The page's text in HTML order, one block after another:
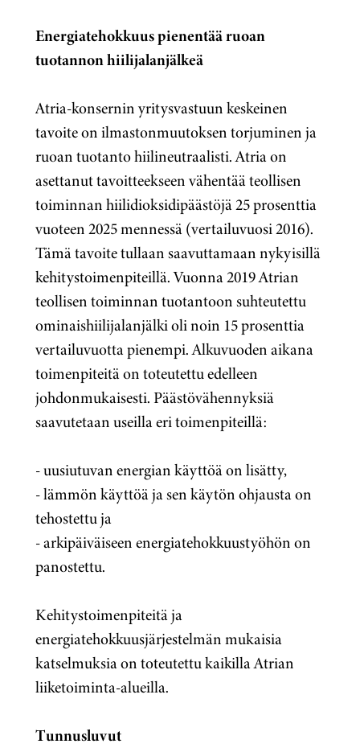
Energiatehokkuus pienentää ruoan
tuotannon hiilijalanjälkeä
Atria-konsernin yritysvastuun keskeinen
tavoite on ilmastonmuutoksen torjuminen ja
ruoan tuotanto hiilineutraalisti. Atria on
asettanut tavoitteekseen vähentää teollisen
toiminnan hiilidioksidipäästöjä 25 prosenttia
vuoteen 2025 mennessä (vertailuvuosi 2016).
Tämä tavoite tullaan saavuttamaan nykyisillä
kehitystoimenpiteillä. Vuonna 2019 Atrian
teollisen toiminnan tuotantoon suhteutettu
ominaishiilijalanjälki oli noin 15 prosenttia
vertailuvuotta pienempi. Alkuvuoden aikana
toimenpiteitä on toteutettu edelleen
johdonmukaisesti. Päästövähennyksiä
saavutetaan useilla eri toimenpiteillä:
- uusiutuvan energian käyttöä on lisätty,
- lämmön käyttöä ja sen käytön ohjausta on
tehostettu ja
- arkipäiväiseen energiatehokkuustyöhön on
panostettu.
Kehitystoimenpiteitä ja
energiatehokkuusjärjestelmän mukaisia
katselmuksia on toteutettu kaikilla Atrian
liiketoiminta-alueilla.
Tunnusluvut